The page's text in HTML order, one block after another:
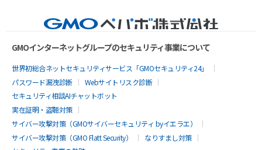
GMOインターネットグループのセキュリティ事業について
世界初総合ネットセキュリティサービス「GMOセキュリティ24」
パスワード漏洩診断
Webサイトリスク診断
セキュリティ相談AIチャットボット
実在証明・盗聴対策
サイバー攻撃対策（GMOサイバーセキュリティ byイエラエ）
サイバー攻撃対策（GMO Flatt Security）
なりすまし対策